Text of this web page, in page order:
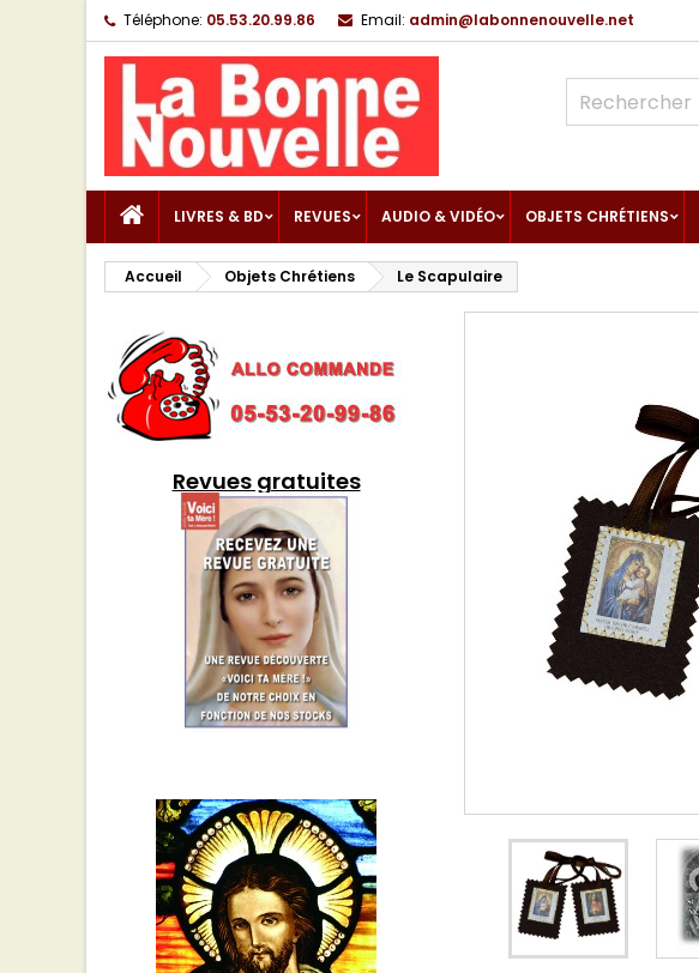
Téléphone: 05.53.20.99.86 Email: admin@labonnenouvelle.net
LIVRES & BD REVUES AUDIO & VIDÉO OBJETS CHRÉTIENS
Accueil Objets Chrétiens Le Scapulaire
Revues gratuites